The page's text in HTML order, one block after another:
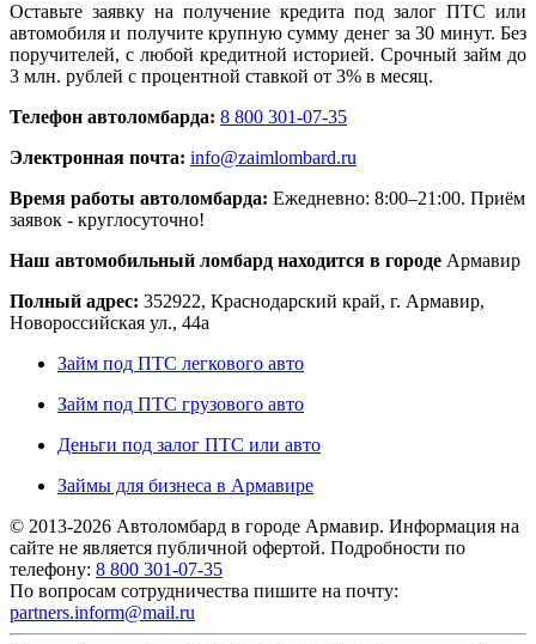
Оставьте заявку на получение кредита под залог ПТС или
автомобиля и получите крупную сумму денег за 30 минут. Без
поручителей, с любой кредитной историей. Срочный займ до
3 млн. рублей с процентной ставкой от 3% в месяц.
Телефон автоломбарда: 8 800 301-07-35
Электронная почта: info@zaimlombard.ru
Время работы автоломбарда: Ежедневно: 8:00–21:00. Приём
заявок - круглосуточно!
Наш автомобильный ломбард находится в городе Армавир
Полный адрес: 352922, Краснодарский край, г. Армавир,
Новороссийская ул., 44а
Займ под ПТС легкового авто
Займ под ПТС грузового авто
Деньги под залог ПТС или авто
Займы для бизнеса в Армавире
© 2013-2026 Автоломбард в городе Армавир. Информация на
сайте не является публичной офертой. Подробности по
телефону: 8 800 301-07-35
По вопросам сотрудничества пишите на почту:
partners.inform@mail.ru